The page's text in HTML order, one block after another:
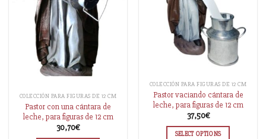
COLECCIÓN PARA FIGURAS DE 12 CM
Pastor con una cántara de
leche, para figuras de 12 cm
30,70€
COLECCIÓN PARA FIGURAS DE 12 CM
Pastor vaciando cántara de
leche, para figuras de 12 cm
37,50€
SELECT OPTIONS